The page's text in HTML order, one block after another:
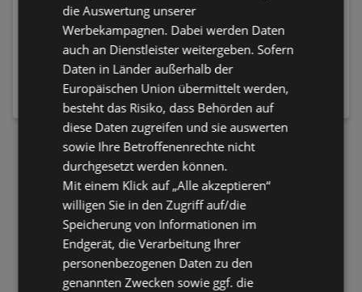
Aktuelle DeutschlandCard - Online Coupons
Prospekte
NEWSLETTER ANMELDEN
die Auswertung unserer
Werbekampagnen. Dabei werden Daten
auch an Dienstleister weitergeben. Sofern
Daten in Länder außerhalb der
Europäischen Union übermittelt werden,
besteht das Risiko, dass Behörden auf
diese Daten zugreifen und sie auswerten
sowie Ihre Betroffenenrechte nicht
durchgesetzt werden können.
Mit einem Klick auf „Alle akzeptieren“
willigen Sie in den Zugriff auf/die
Speicherung von Informationen im
Endgerät, die Verarbeitung Ihrer
personenbezogenen Daten zu den
genannten Zwecken sowie ggf. die